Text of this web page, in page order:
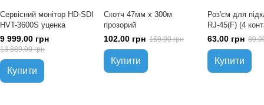
Сервісний монітор HD-SDI
HVT-3600S уценка
9 999.00 грн
13 889.00 грн
Купити
Скотч 47мм х 300м
прозорий
102.00 грн 159.00 грн
Купити
Роз'єм для
RJ-45(F) (4
клемами під
63.00 грн
Купити